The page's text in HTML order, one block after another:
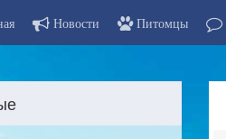
Новости Питомцы